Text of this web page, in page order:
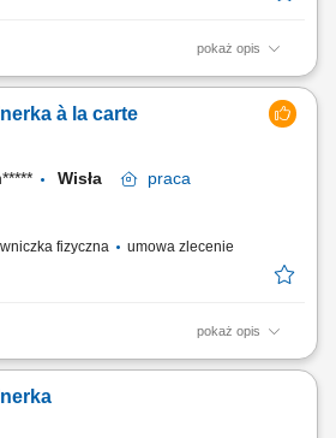
pokaż opis
Profesjonalnie obsługiwać gości w
à la carte; Dbać o czystość i
Współpracować z zespołem barmanów i
à la carte
Wisła
praca
fizyczna umowa zlecenie
pokaż opis
profesjonalnie obsługiwać gości w
à la carte; dbać o czystość i
współpracować z zespołem barmanów i